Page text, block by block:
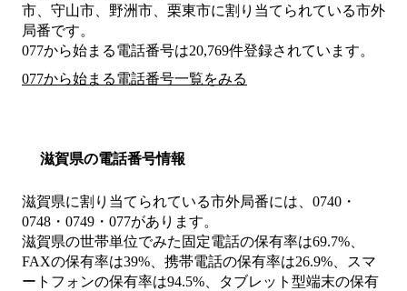
市、守山市、野洲市、栗東市に割り当てられている市外
局番です。
077から始まる電話番号は20,769件登録されています。
077から始まる電話番号一覧をみる
滋賀県の電話番号情報
滋賀県に割り当てられている市外局番には、0740・
0748・0749・077があります。
滋賀県の世帯単位でみた固定電話の保有率は69.7%、
FAXの保有率は39%、携帯電話の保有率は26.9%、スマ
ートフォンの保有率は94.5%、タブレット型端末の保有